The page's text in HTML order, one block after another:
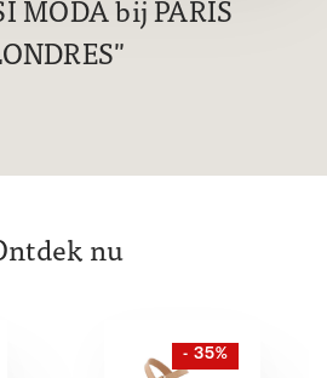
MODA bij PARIS
nu
- 35%